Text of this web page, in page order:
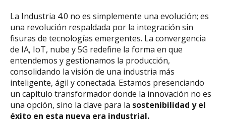
La Industria 4.0 no es simplemente una evolución; es
una revolución respaldada por la integración sin
fisuras de tecnologías emergentes. La convergencia
de IA, IoT, nube y 5G redefine la forma en que
entendemos y gestionamos la producción,
consolidando la visión de una industria más
inteligente, ágil y conectada. Estamos presenciando
un capítulo transformador donde la innovación no es
una opción, sino la clave para la sostenibilidad y el
éxito en esta nueva era industrial.